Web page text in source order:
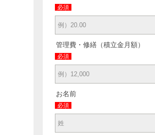
必須
管理費・修繕（積立金月額）
必須
お名前
必須